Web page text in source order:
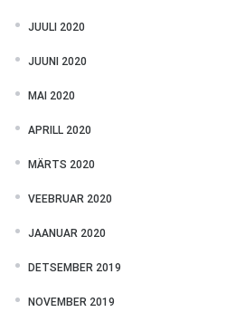
JUULI 2020
JUUNI 2020
MAI 2020
APRILL 2020
MÄRTS 2020
VEEBRUAR 2020
JAANUAR 2020
DETSEMBER 2019
NOVEMBER 2019